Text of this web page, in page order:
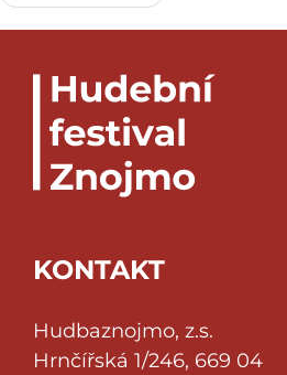
KONTAKT
Hudbaznojmo, z.s.
Hrnčířská 1/246, 669 04